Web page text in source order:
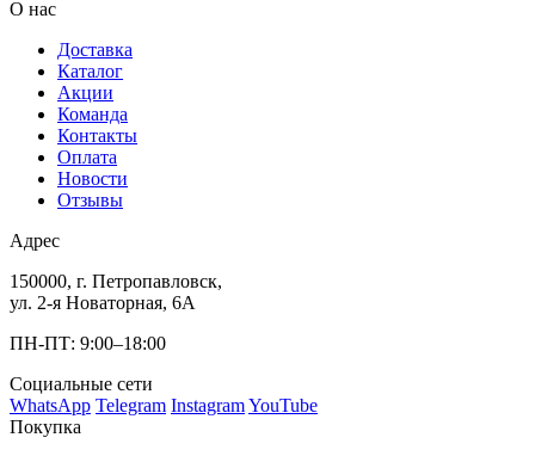
О нас
Доставка
Каталог
Акции
Команда
Контакты
Оплата
Новости
Отзывы
Адрес
150000, г. Петропавловск,
ул. 2-я Новаторная, 6А
ПН-ПТ: 9:00–18:00
Социальные сети
WhatsApp Telegram InstagramYouTube
Покупка